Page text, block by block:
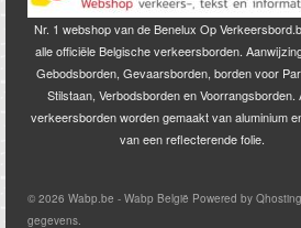
Nr. 1 webshop van de Benelux Op
alle officiële Belgische verkeersborden.
Gebodsborden, Gevaarsborden, borden voor
Stilstaan, Verbodsborden en Voorrangsborden.
verkeersborden worden gemaakt van aluminium
van een reflecterende folie.
© 2026 Wabp.be - Wabp België Powered by
gegevens.